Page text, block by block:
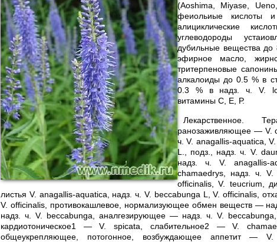
(Aoshima, Miyase,
феиольиые кислоты и
алициклические
углеводороды
дубильные вещества до
эфирное масло,
тритерпеновые
алкалоиды до 0.5 % в
0.3 % в надз. ч. V.
витамины С, Е, Р.
Лекарственное.
ранозаживляющее — V.
ч. V. anagallis-aquatica,
L., подз., надз. ч. V.
надз. ч. V. anagallis-
chamaedrys, надз. ч.
officinalis, V. teucrium,
листья V. anagallis-aquatica, надз. ч. V. beccabunga L, V. officinalis,
V. officinalis, противокашлевое, нормализующее обмен веществ —
надз. ч. V. beccabunga, аналгезирующее — надз. ч. V.
кардиотоническое1 — V. spicata, слабительное2 — V.
общеукрепляющее, потогонное, возбуждающее аппетит — V.